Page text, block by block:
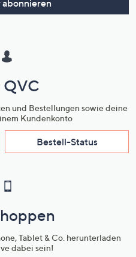
QVC
und Bestellungen sowie deine
Kundenkonto
Bestell-Status
Tablet & Co. herunterladen
dabei sein!